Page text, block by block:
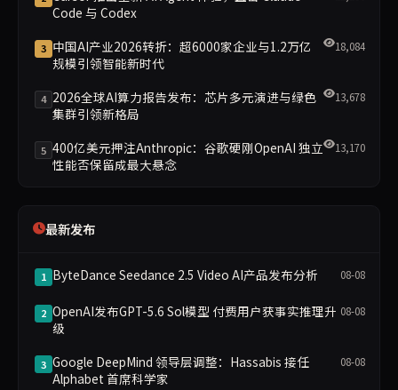
Code 与 Codex
3 中国AI产业2026转折：超6000家企业与1.2万亿
规模引领智能新时代
18,084
4 2026全球AI算力报告发布：芯片多元演进与绿色
集群引领新格局
13,678
5 400亿美元押注Anthropic：谷歌硬刚OpenAI 独立
性能否保留成最大悬念
13,170
最新发布
1 ByteDance Seedance 2.5 Video AI产品发布分析 08-08
2 OpenAI发布GPT-5.6 Sol模型 付费用户获事实推理升
级
08-08
3 Google DeepMind 领导层调整：Hassabis 接任
Alphabet 首席科学家
08-08